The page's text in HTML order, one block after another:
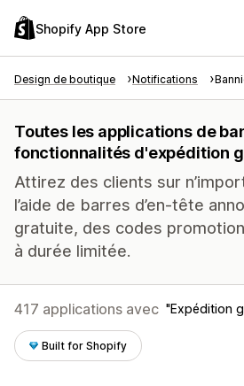
Shopify App Store
Design de boutique Notifications
Toutes les applications de
fonctionnalités d'expédition
Attirez des clients sur
l’aide de barres d’en-tête
gratuite, des codes
à durée limitée.
417 applications avec Expédition
Built for Shopify